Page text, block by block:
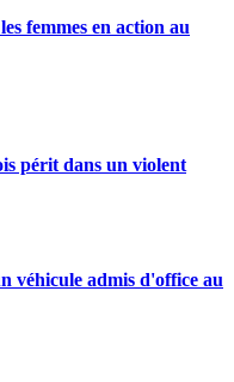
femmes en action au
périt dans un violent
véhicule admis d'office au